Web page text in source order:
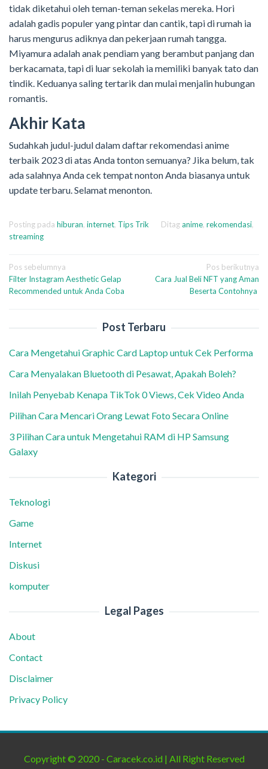
tidak diketahui oleh teman-teman sekelas mereka. Hori
adalah gadis populer yang pintar dan cantik, tapi di rumah ia
harus mengurus adiknya dan pekerjaan rumah tangga.
Miyamura adalah anak pendiam yang berambut panjang dan
berkacamata, tapi di luar sekolah ia memiliki banyak tato dan
tindik. Keduanya saling tertarik dan mulai menjalin hubungan
romantis.
Akhir Kata
Sudahkah judul-judul dalam daftar rekomendasi anime
terbaik 2023 di atas Anda tonton semuanya? Jika belum, tak
ada salahnya Anda cek tempat nonton Anda biasanya untuk
update terbaru. Selamat menonton.
Posting pada hiburan, internet, Tips Trik Ditaganime, rekomendasi,
streaming
Navigasi
pos
Pos sebelumnya
Filter Instagram Aesthetic Gelap
Recommended untuk Anda Coba
Pos berikutnya
Cara Jual Beli NFT yang Aman
Beserta Contohnya
Post Terbaru
Cara Mengetahui Graphic Card Laptop untuk Cek Performa
Cara Menyalakan Bluetooth di Pesawat, Apakah Boleh?
Inilah Penyebab Kenapa TikTok 0 Views, Cek Video Anda
Pilihan Cara Mencari Orang Lewat Foto Secara Online
3 Pilihan Cara untuk Mengetahui RAM di HP Samsung
Galaxy
Kategori
Teknologi
Game
Internet
Diskusi
komputer
Legal Pages
About
Contact
Disclaimer
Privacy Policy
Copyright © 2020 - Caracek.co.id | All Right Reserved